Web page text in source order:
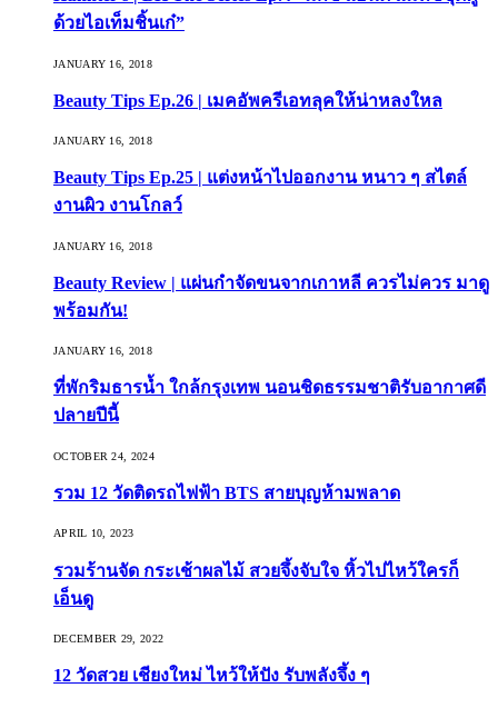
ด้วยไอเท็มชิ้นเก๋”
JANUARY 16, 2018
Beauty Tips Ep.26 | เมคอัพครีเอทลุคให้น่าหลงใหล
JANUARY 16, 2018
Beauty Tips Ep.25 | แต่งหน้าไปออกงาน หนาว ๆ สไตล์
งานผิว งานโกลว์
JANUARY 16, 2018
Beauty Review | แผ่นกำจัดขนจากเกาหลี ควรไม่ควร มาดู
พร้อมกัน!
JANUARY 16, 2018
ที่พักริมธารน้ำ ใกล้กรุงเทพ นอนชิดธรรมชาติรับอากาศดี
ปลายปีนี้
OCTOBER 24, 2024
รวม 12 วัดติดรถไฟฟ้า BTS สายบุญห้ามพลาด
APRIL 10, 2023
รวมร้านจัด กระเช้าผลไม้ สวยจึ้งจับใจ หิ้วไปไหว้ใครก็
เอ็นดู
DECEMBER 29, 2022
12 วัดสวย เชียงใหม่ ไหว้ให้ปัง รับพลังจึ้ง ๆ